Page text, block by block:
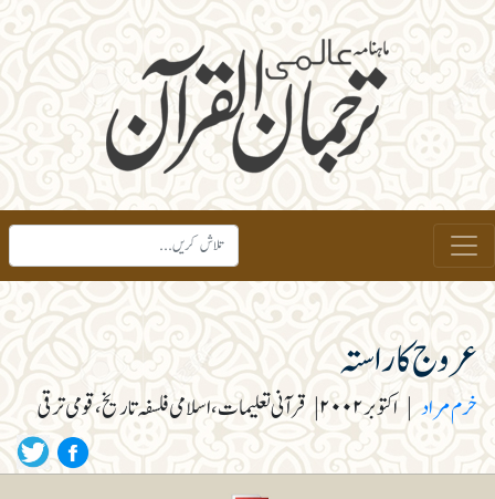
عروج کا راستہ
خرم مراد | اکتوبر ۲۰۰۲ | قرآنی تعلیمات، اسلامی فلسفہ تاریخ، قومی ترقی